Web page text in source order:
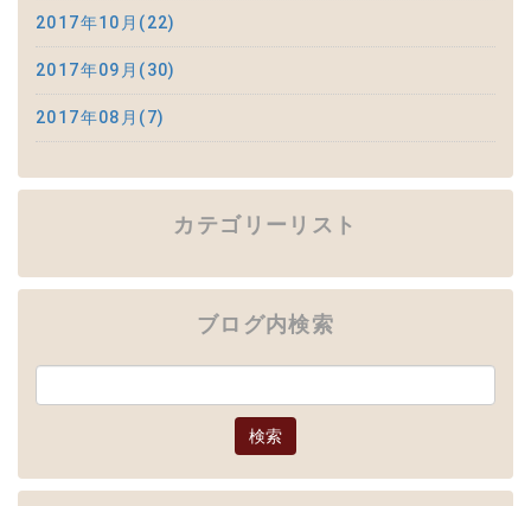
2017年10月(22)
2017年09月(30)
2017年08月(7)
カテゴリーリスト
ブログ内検索